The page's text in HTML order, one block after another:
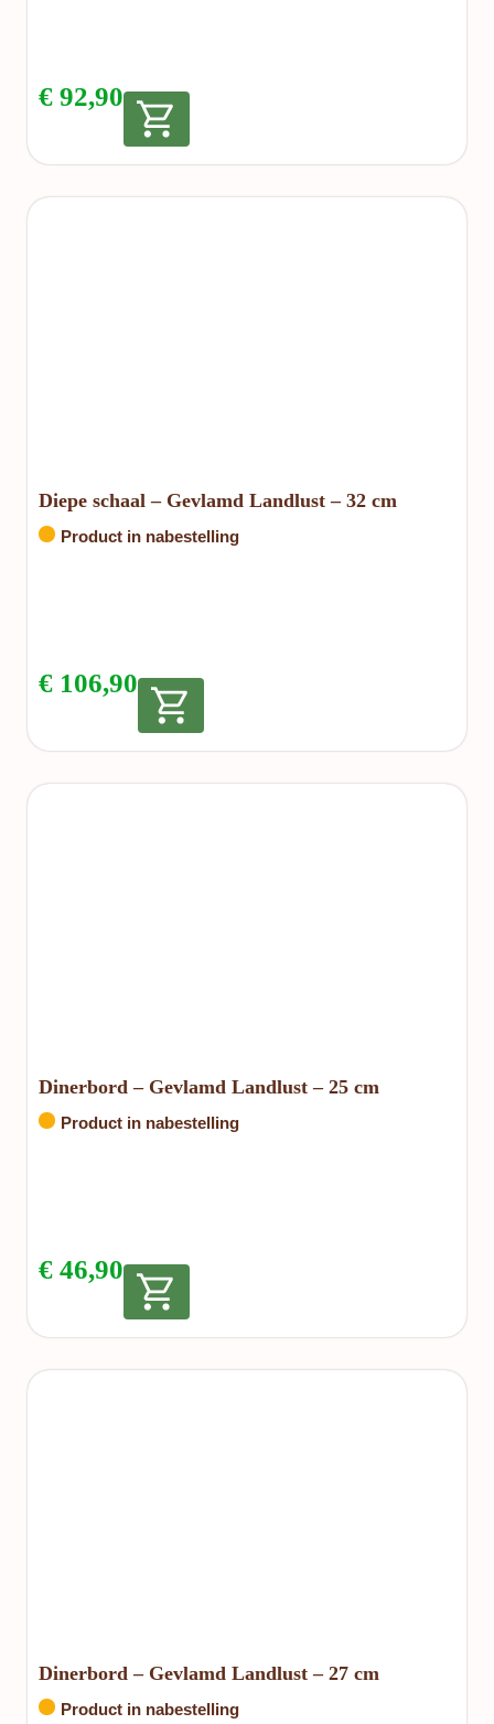
€ 92,90
Diepe schaal – Gevlamd Landlust – 32 cm
Product in nabestelling
€ 106,90
Dinerbord – Gevlamd Landlust – 25 cm
Product in nabestelling
€ 46,90
Dinerbord – Gevlamd Landlust – 27 cm
Product in nabestelling